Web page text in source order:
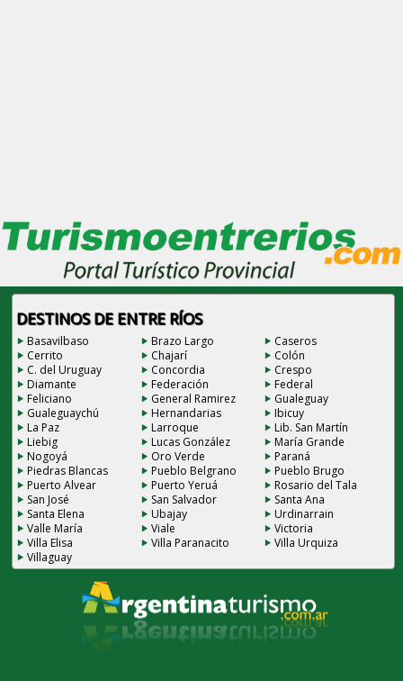
DESTINOS DE ENTRE RÍOS
Basavilbaso Brazo Largo
Caseros
Cerrito
Chajarí
Colón
C. del Uruguay
Concordia
Crespo
Diamante
Federación
Federal
Feliciano
General Ramirez
Gualeguay
Gualeguaychú
Hernandarias
Ibicuy
La Paz
Larroque
Lib. San Martín
Liebig
Lucas González
María Grande
Nogoyá
Oro Verde
Paraná
Piedras Blancas
Pueblo Belgrano
Pueblo Brugo
Puerto Alvear
Puerto Yeruá
Rosario del Tala
San José
San Salvador
Santa Ana
Santa Elena
Ubajay
Urdinarrain
Valle María
Viale
Victoria
Villa Elisa
Villa Paranacito
Villa Urquiza
Villaguay